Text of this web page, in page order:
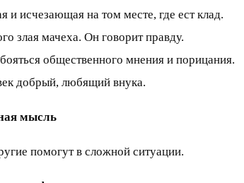
исчезающая на том месте, где ест клад.
злая мачеха. Он говорит правду.
общественного мнения и порицания.
добрый, любящий внука.
мысль
помогут в сложной ситуации.